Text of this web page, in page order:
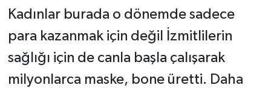
Kadınlar burada o dönemde sadece
para kazanmak için değil İzmitlilerin
sağlığı için de canla başla çalışarak
milyonlarca maske, bone üretti. Daha